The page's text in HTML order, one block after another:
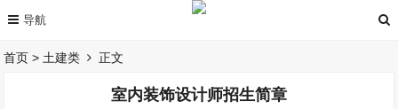
首页 > 土建类 正文
室内装饰设计师招生简章